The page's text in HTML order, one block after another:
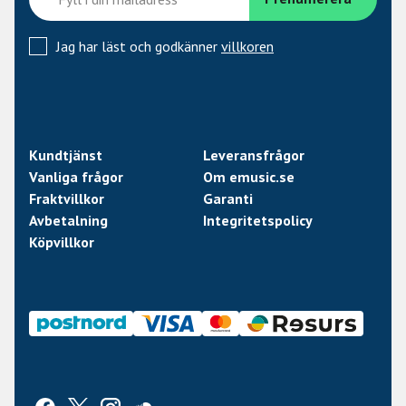
Jag har läst och godkänner villkoren
Kundtjänst
Leveransfrågor
Vanliga frågor
Om emusic.se
Fraktvillkor
Garanti
Avbetalning
Integritetspolicy
Köpvillkor